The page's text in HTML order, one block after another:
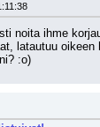
noita ihme
latautuu
:o)